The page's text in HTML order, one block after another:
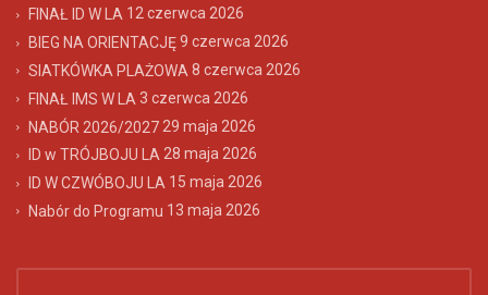
FINAŁ ID W LA 12 czerwca 2026
BIEG NA ORIENTACJĘ9 czerwca 2026
SIATKÓWKA PLAŻOWA 8 czerwca 2026
FINAŁ IMS W LA 3 czerwca 2026
NABÓR 2026/2027 29 maja 2026
ID w TRÓJBOJU LA28 maja 2026
ID W CZWÓBOJU LA 15 maja 2026
Nabór do Programu 13 maja 2026